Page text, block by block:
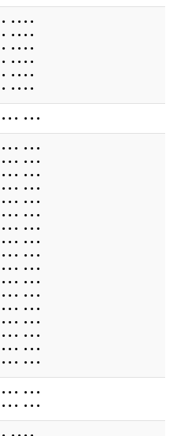
• • • • •
• • • • •
• • • • •
• • • • •
• • • • •
• • • • •
• • • • • •
• • • • • •
• • • • • •
• • • • • •
• • • • • •
• • • • • •
• • • • • •
• • • • • •
• • • • • •
• • • • • •
• • • • • •
• • • • • •
• • • • • •
• • • • • •
• • • • • •
• • • • • •
• • • • • •
• • • • • •
• • • • • •
• • • • • •